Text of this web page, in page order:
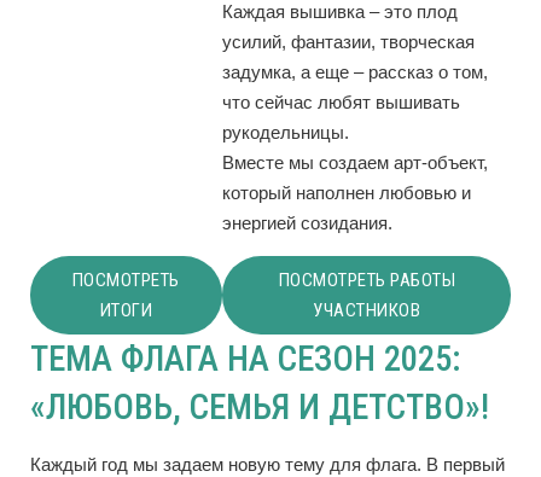
Каждая вышивка – это плод
усилий, фантазии, творческая
задумка, а еще – рассказ о том,
что сейчас любят вышивать
рукодельницы.
Вместе мы создаем арт-объект,
который наполнен любовью и
энергией созидания.
ПОСМОТРЕТЬ
ИТОГИ
ПОСМОТРЕТЬ РАБОТЫ
УЧАСТНИКОВ
ТЕМА ФЛАГА НА СЕЗОН 2025:
«ЛЮБОВЬ, СЕМЬЯ И ДЕТСТВО»!
Каждый год мы задаем новую тему для флага. В первый